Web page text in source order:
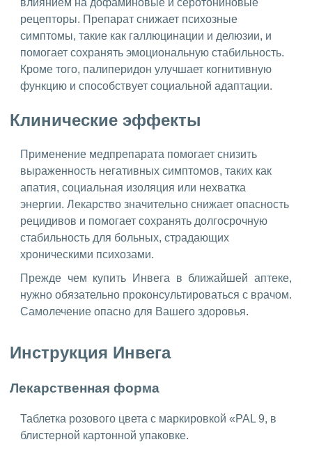
влиянием на дофаминовые и серотониновые
рецепторы. Препарат снижает психозные
симптомы, такие как галлюцинации и делюзии, и
помогает сохранять эмоциональную стабильность.
Кроме того, палиперидон улучшает когнитивную
функцию и способствует социальной адаптации.
Клинические эффекты
Применение медпрепарата помогает снизить
выраженность негативных симптомов, таких как
апатия, социальная изоляция или нехватка
энергии. Лекарство значительно снижает опасность
рецидивов и помогает сохранять долгосрочную
стабильность для больных, страдающих
хроническими психозами.
Прежде чем купить Инвега в ближайшей аптеке,
нужно обязательно проконсультироваться с врачом.
Самолечение опасно для Вашего здоровья.
Инструкция Инвега
Лекарственная форма
Таблетка розового цвета с маркировкой «PAL 9, в
блистерной картонной упаковке.